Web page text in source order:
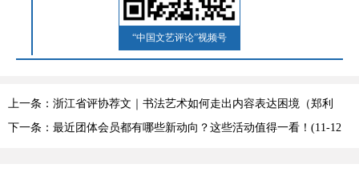
“中国文艺评论”视频号
上一条：浙江省评协荐文｜书法艺术如何走出内容表达困境（郑利
权）
下一条：最近团体会员都有哪些新动向？这些活动值得一看！(11-12